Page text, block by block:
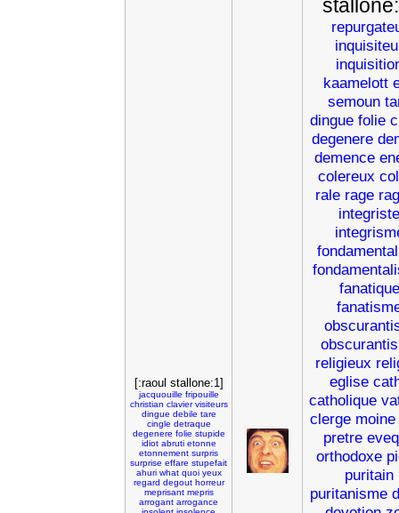
[:raoul stallone:1]
jacquouille fripouille
christian clavier visiteurs
dingue debile tare
cingle detraque
degenere folie stupide
idiot abruti etonne
etonnement surpris
surprise effare stupefait
ahuri what quoi yeux
regard degout horreur
meprisant mepris
arrogant arrogance
kaamelott
semoun
dingue folie
degenere
demence
colereux
rale rage
integriste
fanatique
religieux
eglise
catholique
clerge moine
pretre
orthodoxe
puritain
puritanisme